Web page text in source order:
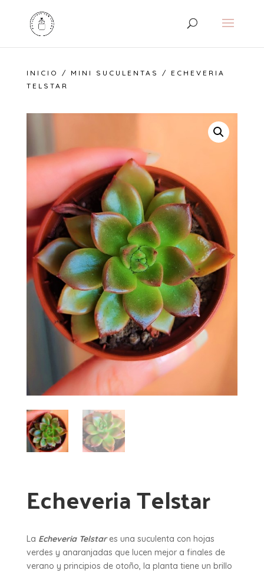
INICIO / MINI SUCULENTAS
/ ECHEVERIA
TELSTAR
Echeveria Telstar
La Echeveria Telstares una suculenta con hojas
verdes y anaranjadas que lucen mejor a finales de
verano y principios de otoño, la planta tiene un brillo